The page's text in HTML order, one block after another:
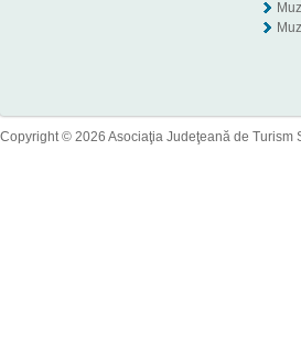
Copyright © 2026 Asociaţia Judeţeană de Turism